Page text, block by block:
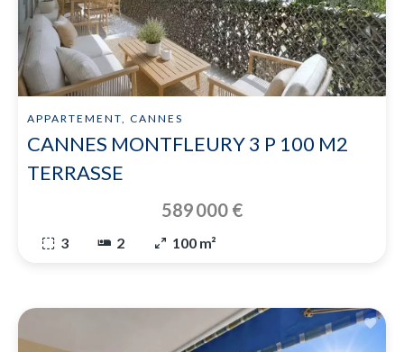
APPARTEMENT, CANNES
CANNES MONTFLEURY 3 P 100 M2
TERRASSE
589 000 €
3 2 100 m²